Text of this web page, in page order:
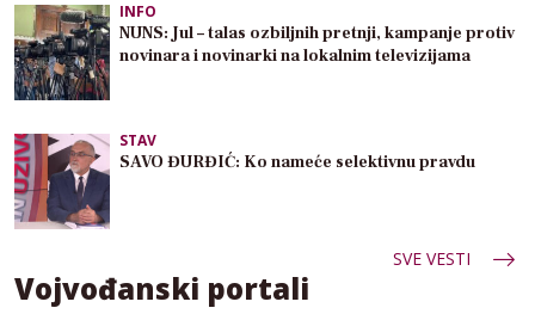
INFO
NUNS: Jul – talas ozbiljnih pretnji, kampanje protiv
novinara i novinarki na lokalnim televizijama
STAV
SAVO ĐURĐIĆ: Ko nameće selektivnu pravdu
SVE VESTI
Vojvođanski portali